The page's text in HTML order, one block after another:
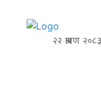
२२ श्रावण